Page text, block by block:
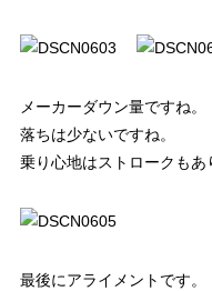
メーカーダウン量ですね。
落ちは少ないですね。
乗り心地はストロークもあ
最後にアライメントです。